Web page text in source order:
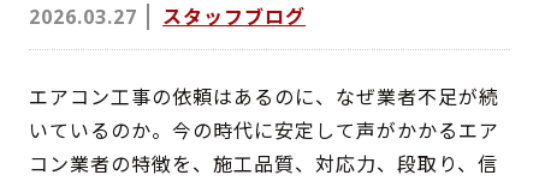
2026.03.27 スタッフブログ
エアコン工事の依頼はあるのに、なぜ業者不足が続
いているのか。今の時代に安定して声がかかるエア
コン業者の特徴を、施工品質、対応力、段取り、信